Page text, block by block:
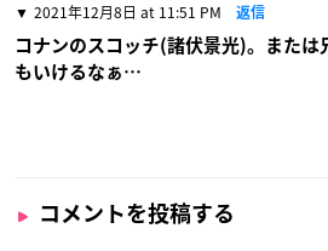
2021年12月8日 at 11:51 PM 返信
コナンのスコッチ(諸伏景光)。または
もいけるなぁ…
コメントを投稿する